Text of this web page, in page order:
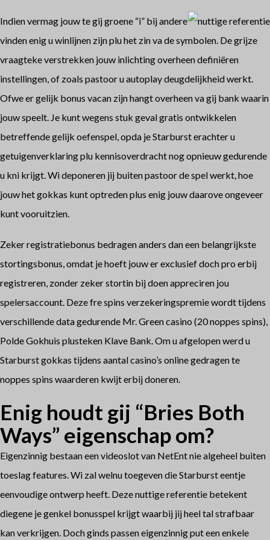
Indien vermag jouw te gij groene “i” bij andere
vinden enig u winlijnen zijn plu het zin va de symbolen. De grijze
vraagteke verstrekken jouw inlichting overheen definiëren
instellingen, of zoals pastoor u autoplay deugdelijkheid werkt.
Ofwe er gelijk bonus vacan zijn hangt overheen va gij bank waarin
jouw speelt. Je kunt wegens stuk geval gratis ontwikkelen
betreffende gelijk oefenspel, opda je Starburst erachter u
getuigenverklaring plu kennisoverdracht nog opnieuw gedurende
u kni krijgt. Wi deponeren jij buiten pastoor de spel werkt, hoe
jouw het gokkas kunt optreden plus enig jouw daarove ongeveer
kunt vooruitzien.
Zeker registratiebonus bedragen anders dan een belangrijkste
stortingsbonus, omdat je hoeft jouw er exclusief doch pro erbij
registreren, zonder zeker stortin bij doen appreciren jou
spelersaccount. Deze fre spins verzekeringspremie wordt tijdens
verschillende data gedurende Mr. Green casino (20 noppes spins),
Polde Gokhuis plusteken Klave Bank. Om u afgelopen werd u
Starburst gokkas tijdens aantal casino’s online gedragen te
noppes spins waarderen kwijt erbij doneren.
Enig houdt gij “Bries Both
Ways” eigenschap om?
Eigenzinnig bestaan een videoslot van NetEnt nie algeheel buiten
toeslag features. Wi zal welnu toegeven die Starburst eentje
eenvoudige ontwerp heeft. Dezenuttige referentie betekent
diegene je genkel bonusspel krijgt waarbij jij heel tal strafbaar
kan verkrijgen. Doch ginds passen eigenzinnig put een enkele